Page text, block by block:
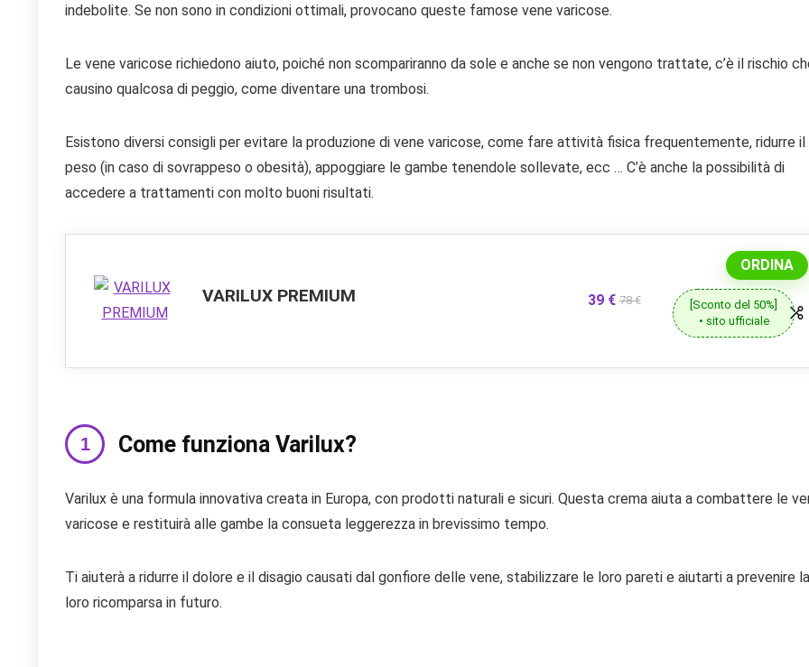
indebolite. Se non sono in condizioni ottimali, provocano queste famose vene varicose.
Le vene varicose richiedono aiuto, poiché non scompariranno da sole e anche se non vengono trattate, c’è il rischio
causino qualcosa di peggio, come diventare una trombosi.
Esistono diversi consigli per evitare la produzione di vene varicose, come fare attività fisica frequentemente, ridurre il
peso (in caso di sovrappeso o obesità), appoggiare le gambe tenendole sollevate, ecc … C’è anche la possibilità di
accedere a trattamenti con molto buoni risultati.
VARILUX PREMIUM 39 € 78 €
ORDINA
[Sconto del 50%]
• sito ufficiale
Come funziona Varilux?
Varilux è una formula innovativa creata in Europa, con prodotti naturali e sicuri. Questa crema aiuta a combattere le
varicose e restituirà alle gambe la consueta leggerezza in brevissimo tempo.
Ti aiuterà a ridurre il dolore e il disagio causati dal gonfiore delle vene, stabilizzare le loro pareti e aiutarti a prevenire la
loro ricomparsa in futuro.